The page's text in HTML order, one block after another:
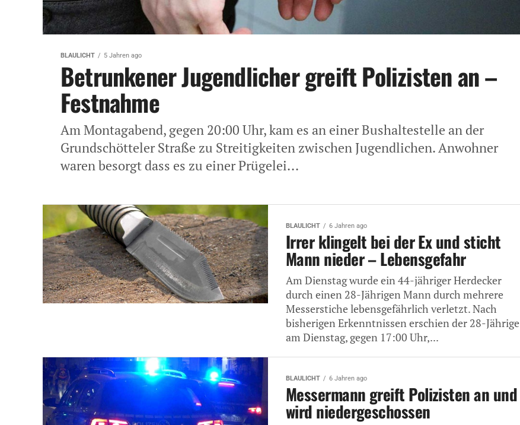
BLAULICHT 5 Jahren ago
Betrunkener Jugendlicher greift Polizisten an –
Festnahme
Am Montagabend, gegen 20:00 Uhr, kam es an einer Bushaltestelle an der
Grundschötteler Straße zu Streitigkeiten zwischen Jugendlichen. Anwohner
waren besorgt dass es zu einer Prügelei...
BLAULICHT 6 Jahren ago
Irrer klingelt bei der Ex und sticht
Mann nieder – Lebensgefahr
Am Dienstag wurde ein 44-jähriger Herdecker
durch einen 28-Jährigen Mann durch mehrere
Messerstiche lebensgefährlich verletzt. Nach
bisherigen Erkenntnissen erschien der 28-Jährige
am Dienstag, gegen 17:00 Uhr,...
BLAULICHT 6 Jahren ago
Messermann greift Polizisten an und
wird niedergeschossen